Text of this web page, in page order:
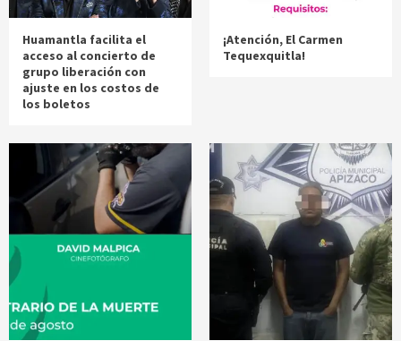
Huamantla facilita el
acceso al concierto de
grupo liberación con
ajuste en los costos de
los boletos
¡Atención, El Carmen
Tequexquitla!